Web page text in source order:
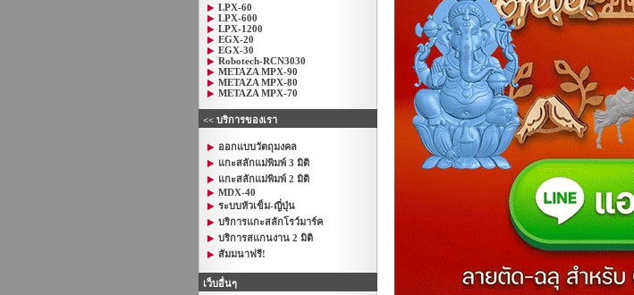
LPX-60
LPX-600
LPX-1200
EGX-20
EGX-30
Robotech-RCN3030
METAZA MPX-90
METAZA MPX-80
METAZA MPX-70
<< บริการของเรา
ออกแบบวัตถุมงคล
แกะสลักแม่พิมพ์ 3 มิติ
แกะสลักแม่พิมพ์ 2 มิติ
MDX-40
ระบบหัวเข็ม-ญี่ปุ่น
บริการแกะสลักโรว์มาร์ค
บริการสแกนงาน 2 มิติ
สัมมนาฟรี!
เว็บอื่นๆ